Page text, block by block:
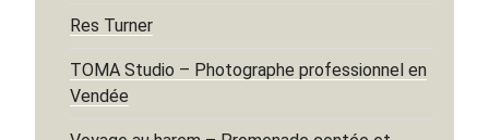
Res Turner
TOMA Studio – Photographe professionnel en
Vendée